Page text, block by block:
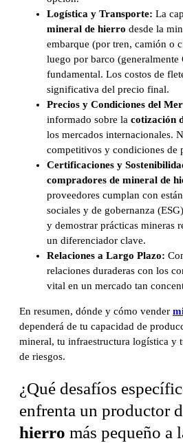
Logística y Transporte: La
mineral de hierro desde la
embarque (por tren, camión o
luego por barco (generalmente
fundamental. Los costos de
significativa del precio final.
Precios y Condiciones del
informado sobre la cotización
los mercados internacionales.
competitivos y condiciones de
Certificaciones y
compradores de mineral de
proveedores cumplan con
sociales y de gobernanza
y demostrar prácticas mineras
un diferenciador clave.
Relaciones a Largo Plazo:
relaciones duraderas con los
vital en un mercado tan
En resumen, dónde y cómo vender
dependerá de tu capacidad de
mineral, tu infraestructura logística y
de riesgos.
¿Qué desafíos
enfrenta un productor
hierro más pequeño a